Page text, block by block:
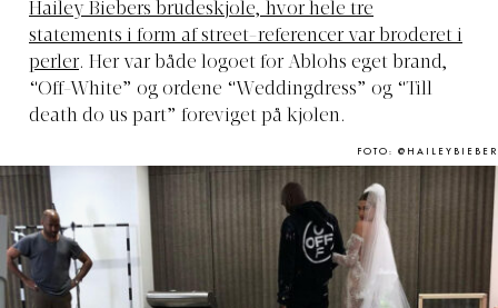
Hailey Biebers brudeskjole, hvor hele tre
statements i form af street-referencer var broderet i
perler. Her var både logoet for Ablohs eget brand,
“Off-White” og ordene “Weddingdress” og “Till
death do us part” foreviget på kjolen.
FOTO: @HAILEYBIEBER